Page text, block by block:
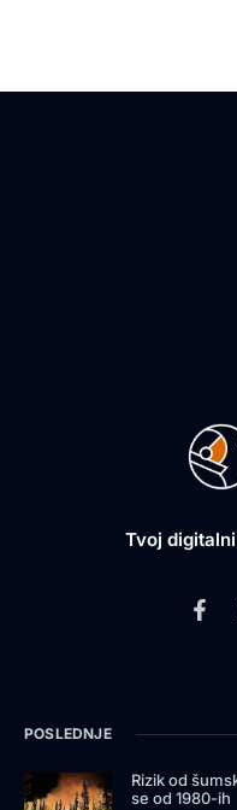
Tvoj
POSLEDNJE
Rizik od
se od 1980-ih